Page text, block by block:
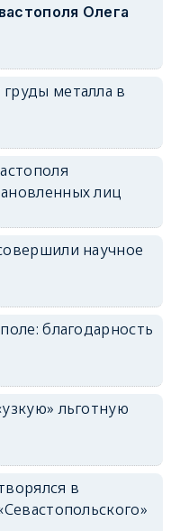
Олега
металла в
лиц
научное
благодарность
льготную
в